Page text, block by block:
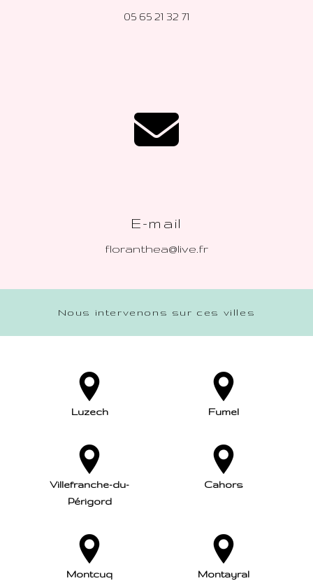
05 65 21 32 71
E-mail
floranthea@live.fr
Nous intervenons sur ces villes
Luzech Fumel
Villefranche-du-
Périgord
Cahors
Montcuq Montayral